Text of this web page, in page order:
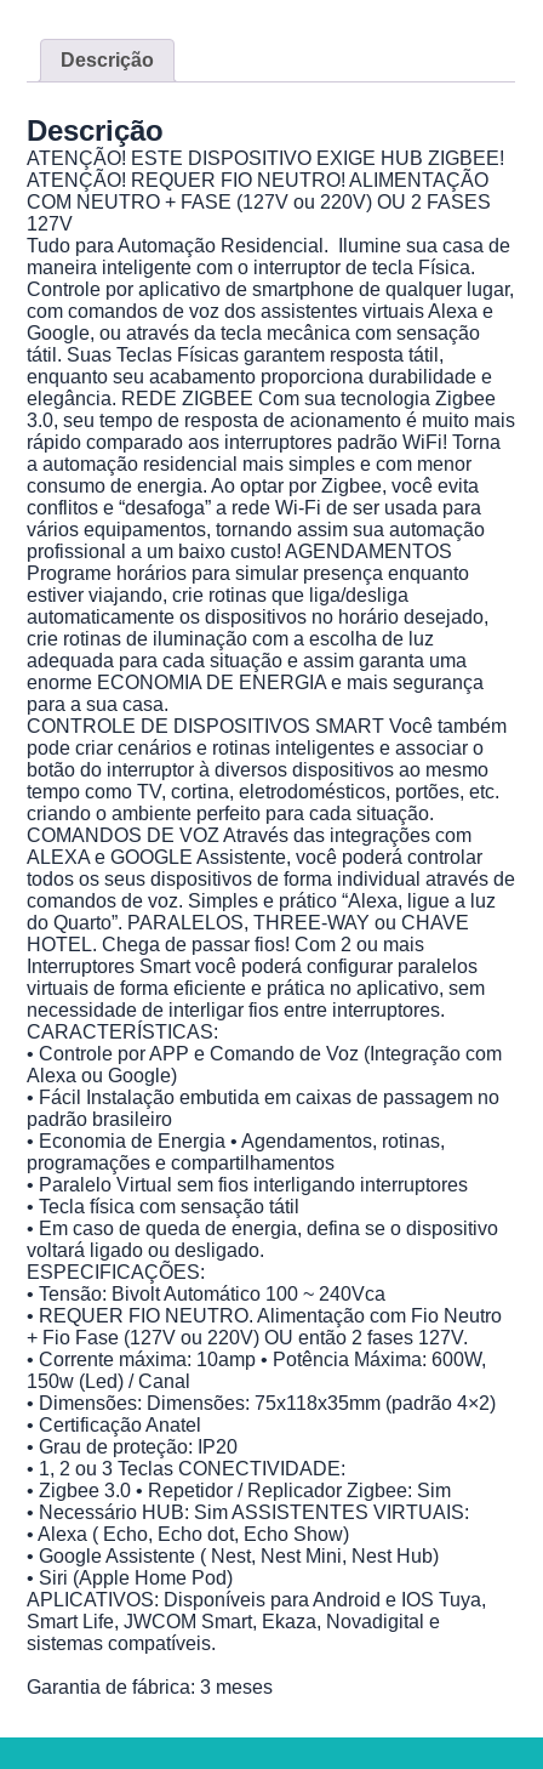
Descrição
Descrição
ATENÇÃO! ESTE DISPOSITIVO EXIGE HUB ZIGBEE!
ATENÇÃO! REQUER FIO NEUTRO! ALIMENTAÇÃO
COM NEUTRO + FASE (127V ou 220V) OU 2 FASES
127V
Tudo para Automação Residencial. Ilumine sua casa de
maneira inteligente com o interruptor de tecla Física.
Controle por aplicativo de smartphone de qualquer lugar,
com comandos de voz dos assistentes virtuais Alexa e
Google, ou através da tecla mecânica com sensação
tátil. Suas Teclas Físicas garantem resposta tátil,
enquanto seu acabamento proporciona durabilidade e
elegância. REDE ZIGBEE Com sua tecnologia Zigbee
3.0, seu tempo de resposta de acionamento é muito mais
rápido comparado aos interruptores padrão WiFi! Torna
a automação residencial mais simples e com menor
consumo de energia. Ao optar por Zigbee, você evita
conflitos e “desafoga” a rede Wi-Fi de ser usada para
vários equipamentos, tornando assim sua automação
profissional a um baixo custo! AGENDAMENTOS
Programe horários para simular presença enquanto
estiver viajando, crie rotinas que liga/desliga
automaticamente os dispositivos no horário desejado,
crie rotinas de iluminação com a escolha de luz
adequada para cada situação e assim garanta uma
enorme ECONOMIA DE ENERGIA e mais segurança
para a sua casa.
CONTROLE DE DISPOSITIVOS SMART Você também
pode criar cenários e rotinas inteligentes e associar o
botão do interruptor à diversos dispositivos ao mesmo
tempo como TV, cortina, eletrodomésticos, portões, etc.
criando o ambiente perfeito para cada situação.
COMANDOS DE VOZ Através das integrações com
ALEXA e GOOGLE Assistente, você poderá controlar
todos os seus dispositivos de forma individual através de
comandos de voz. Simples e prático “Alexa, ligue a luz
do Quarto”. PARALELOS, THREE-WAY ou CHAVE
HOTEL. Chega de passar fios! Com 2 ou mais
Interruptores Smart você poderá configurar paralelos
virtuais de forma eficiente e prática no aplicativo, sem
necessidade de interligar fios entre interruptores.
CARACTERÍSTICAS:
• Controle por APP e Comando de Voz (Integração com
Alexa ou Google)
• Fácil Instalação embutida em caixas de passagem no
padrão brasileiro
• Economia de Energia • Agendamentos, rotinas,
programações e compartilhamentos
• Paralelo Virtual sem fios interligando interruptores
• Tecla física com sensação tátil
• Em caso de queda de energia, defina se o dispositivo
voltará ligado ou desligado.
ESPECIFICAÇÕES:
• Tensão: Bivolt Automático 100 ~ 240Vca
• REQUER FIO NEUTRO. Alimentação com Fio Neutro
+ Fio Fase (127V ou 220V) OU então 2 fases 127V.
• Corrente máxima: 10amp • Potência Máxima: 600W,
150w (Led) / Canal
• Dimensões: Dimensões: 75x118x35mm (padrão 4×2)
• Certificação Anatel
• Grau de proteção: IP20
• 1, 2 ou 3 Teclas CONECTIVIDADE:
• Zigbee 3.0 • Repetidor / Replicador Zigbee: Sim
• Necessário HUB: Sim ASSISTENTES VIRTUAIS:
• Alexa ( Echo, Echo dot, Echo Show)
• Google Assistente ( Nest, Nest Mini, Nest Hub)
• Siri (Apple Home Pod)
APLICATIVOS: Disponíveis para Android e IOS Tuya,
Smart Life, JWCOM Smart, Ekaza, Novadigital e
sistemas compatíveis.
Garantia de fábrica: 3 meses